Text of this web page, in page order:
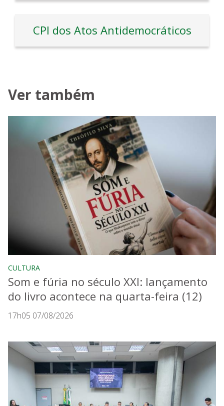
CPI dos Atos Antidemocráticos
Ver também
CULTURA
Som e fúria no século XXI: lançamento
do livro acontece na quarta-feira (12)
17h05 07/08/2026